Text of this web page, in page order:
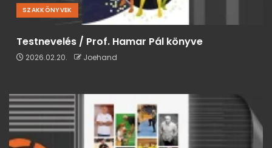
SZAKKÖNYVEK
Testnevelés / Prof. Hamar Pál könyve
2026.02.20. Joehand